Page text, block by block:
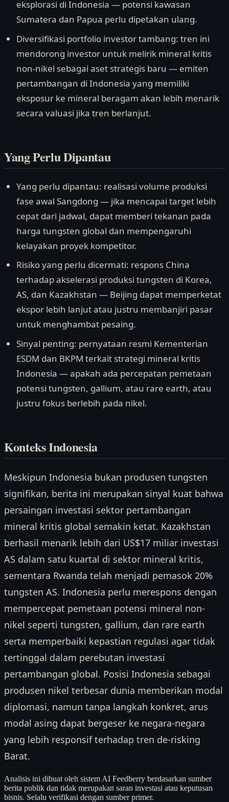
eksplorasi di Indonesia — potensi kawasan
Sumatera dan Papua perlu dipetakan ulang.
Diversifikasi portfolio investor tambang: tren ini
mendorong investor untuk melirik mineral kritis
non-nikel sebagai aset strategis baru — emiten
pertambangan di Indonesia yang memiliki
eksposur ke mineral beragam akan lebih menarik
secara valuasi jika tren berlanjut.
Yang Perlu Dipantau
Yang perlu dipantau: realisasi volume produksi
fase awal Sangdong — jika mencapai target lebih
cepat dari jadwal, dapat memberi tekanan pada
harga tungsten global dan mempengaruhi
kelayakan proyek kompetitor.
Risiko yang perlu dicermati: respons China
terhadap akselerasi produksi tungsten di Korea,
AS, dan Kazakhstan — Beijing dapat memperketat
ekspor lebih lanjut atau justru membanjiri pasar
untuk menghambat pesaing.
Sinyal penting: pernyataan resmi Kementerian
ESDM dan BKPM terkait strategi mineral kritis
Indonesia — apakah ada percepatan pemetaan
potensi tungsten, gallium, atau rare earth, atau
justru fokus berlebih pada nikel.
Konteks Indonesia
Meskipun Indonesia bukan produsen tungsten
signifikan, berita ini merupakan sinyal kuat bahwa
persaingan investasi sektor pertambangan
mineral kritis global semakin ketat. Kazakhstan
berhasil menarik lebih dari US$17 miliar investasi
AS dalam satu kuartal di sektor mineral kritis,
sementara Rwanda telah menjadi pemasok 20%
tungsten AS. Indonesia perlu merespons dengan
mempercepat pemetaan potensi mineral non-
nikel seperti tungsten, gallium, dan rare earth
serta memperbaiki kepastian regulasi agar tidak
tertinggal dalam perebutan investasi
pertambangan global. Posisi Indonesia sebagai
produsen nikel terbesar dunia memberikan modal
diplomasi, namun tanpa langkah konkret, arus
modal asing dapat bergeser ke negara-negara
yang lebih responsif terhadap tren de-risking
Barat.
Analisis ini dibuat oleh sistem AI Feedberry berdasarkan sumber
berita publik dan tidak merupakan saran investasi atau keputusan
bisnis. Selalu verifikasi dengan sumber primer.